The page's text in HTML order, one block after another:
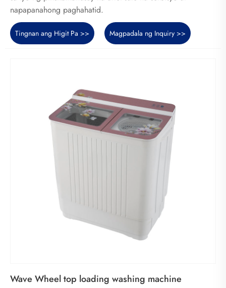
napapanahong paghahatid.
Tingnan ang Higit Pa >> Magpadala ng Inquiry >>
Wave Wheel top loading washing machine